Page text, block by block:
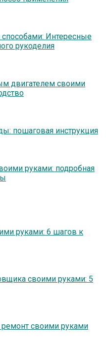
Интересные
рукоделия
двигателем своими
пошаговая инструкция
руками: подробная
руками: 6 шагов к
своими руками: 5
своими руками